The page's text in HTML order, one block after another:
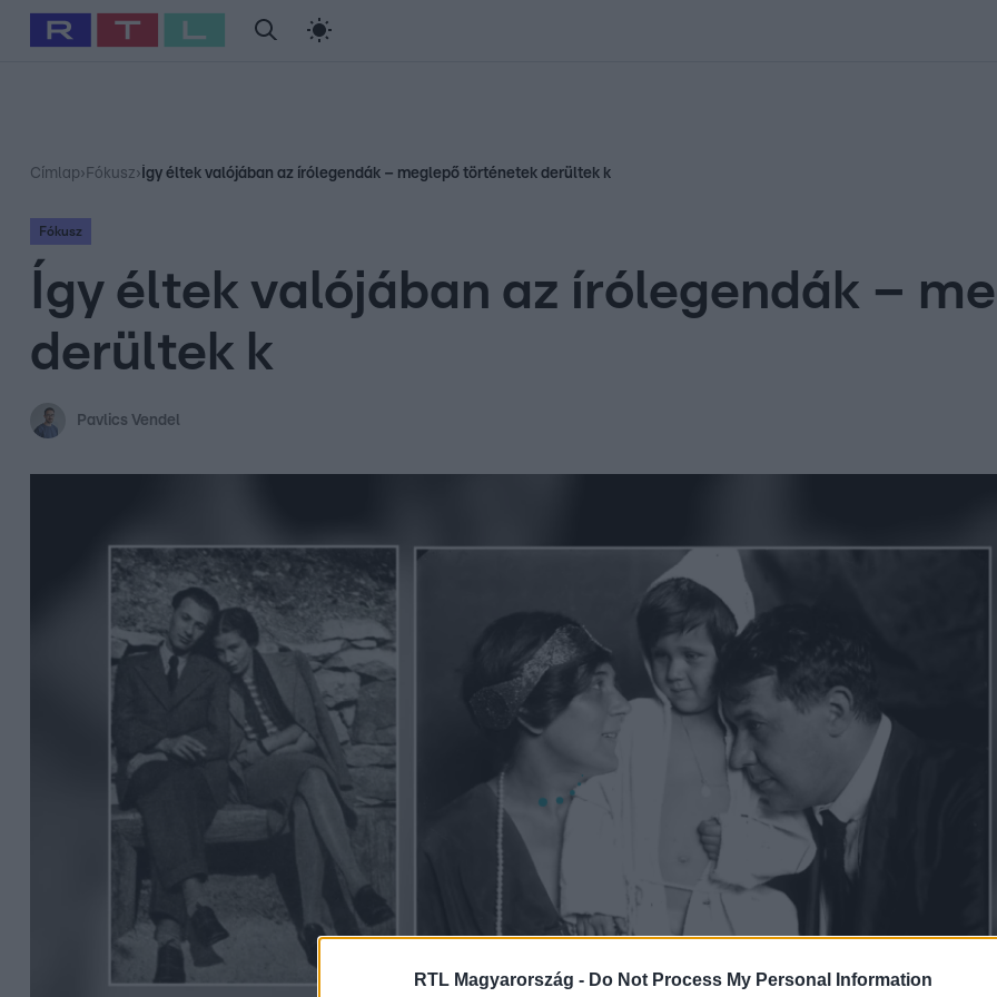
RTL Magyarország - Do Not Process My Personal Information
Babits Marcella Szellő István Most Wanted
Címlap› Fókusz› Így éltek valójában az írólegendák – meglepő történetek derültek k
Fókusz
Így éltek valójában az írólegendák –
derültek k
Pavlics Vendel